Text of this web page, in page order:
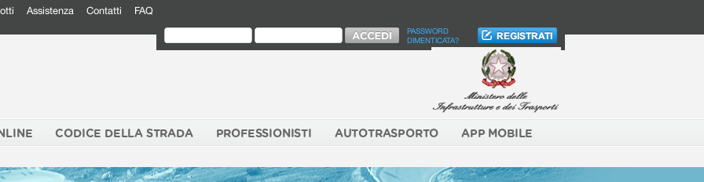
Assistenza Contatti FAQ
PASSWORD
DIMENTICATA?
CODICE DELLA STRADA PROFESSIONISTI AUTOTRASPORTO APP MOBILE